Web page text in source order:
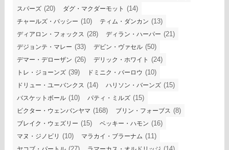
スパーズ (20) ダグ・マクダーモット (14)
チャールズ・バッシー (10) ティム・ダンカン (13)
ディアロン・フォックス (28) ディラン・ハーパー (21)
デジョンテ・マレー (33) デビン・ヴァセル (50)
デマー・デローザン (26) デリック・ホワイト (24)
トレ・ジョーンズ (39) ドミニク・バーロウ (10)
ドリュー・ユーバンクス (14) ハリソン・バーンズ (15)
バスケットボール (10) パティ・ミルズ (15)
ビクター・ウェンバンヤマ (168) ブリン・フォーブス (8)
ブレイク・ウェズリー (15) ベッキー・ハモン (16)
マヌ・ジノビリ (10) マラカイ・ブラーナム (11)